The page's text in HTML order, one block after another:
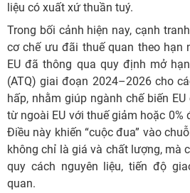
liệu có xuất xứ thuần tuý.
Trong bối cảnh hiện nay, cạnh
cơ chế ưu đãi thuế quan theo hạn
EU đã thông qua quy định mở
(ATQ) giai đoạn 2024–2026 cho
hấp, nhằm giúp ngành chế biến
từ ngoài EU với thuế giảm hoặc 0%
Điều này khiến “cuộc đua” vào
không chỉ là giá và chất lượng, mà
quy cách nguyên liệu, tiến độ
quan.